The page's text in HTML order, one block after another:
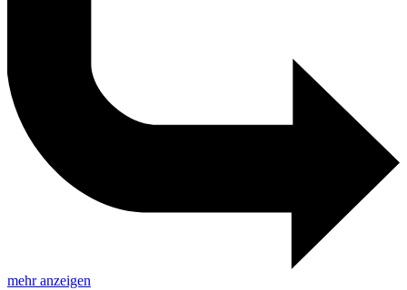
mehr anzeigen